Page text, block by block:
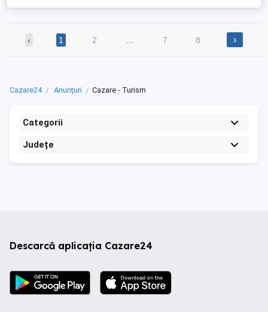
supermarketuri. Prețul ...
‹ 1 2 7 8 ›
Cazare24 Anunțuri Cazare - Turism
Categorii
Județe
Descarcă aplicația Cazare24